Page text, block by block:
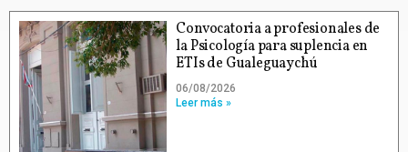
Convocatoria a profesionales de
la Psicología para suplencia en
ETIs de Gualeguaychú
06/08/2026
Leer más »